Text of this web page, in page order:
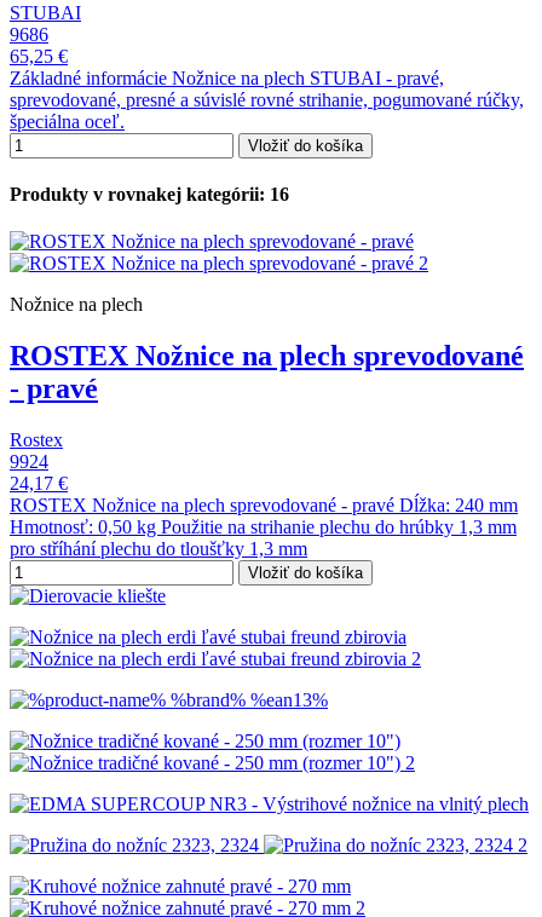
STUBAI
9686
65,25 €
Základné informácie Nožnice na plech STUBAI - pravé,
sprevodované, presné a súvislé rovné strihanie, pogumované rúčky,
špeciálna oceľ.
Vložiť do košíka
Produkty v rovnakej kategórii: 16
Nožnice na plech
ROSTEX Nožnice na plech sprevodované
- pravé
Rostex
9924
24,17 €
ROSTEX Nožnice na plech sprevodované - pravé Dĺžka: 240 mm
Hmotnosť: 0,50 kg Použitie na strihanie plechu do hrúbky 1,3 mm
pro stříhání plechu do tloušťky 1,3 mm
Vložiť do košíka